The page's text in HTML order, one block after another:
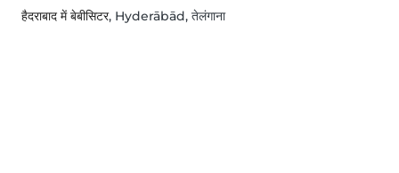
हैदराबाद में बेबीसिटर, Hyderābād, तेलंगाना